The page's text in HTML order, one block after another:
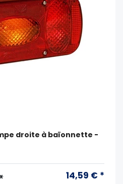
droite à baïonnette -
14,59 € *